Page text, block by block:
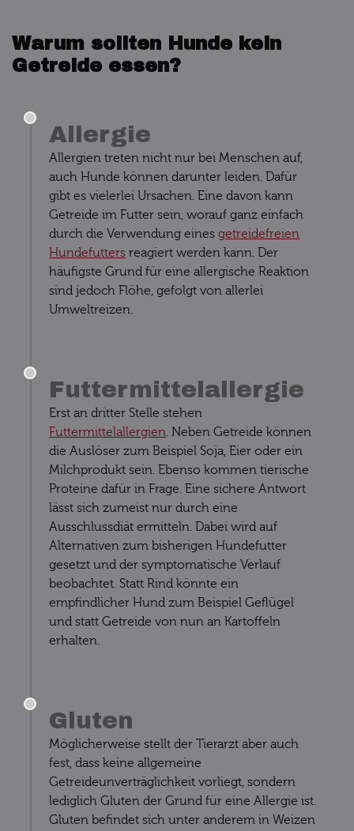
Warum sollten Hunde kein
Getreide essen?
Allergie
Allergien treten nicht nur bei Menschen auf,
auch Hunde können darunter leiden. Dafür
gibt es vielerlei Ursachen. Eine davon kann
Getreide im Futter sein, worauf ganz einfach
durch die Verwendung eines getreidefreien
Hundefutters reagiert werden kann. Der
häufigste Grund für eine allergische Reaktion
sind jedoch Flöhe, gefolgt von allerlei
Umweltreizen.
Futtermittelallergie
Erst an dritter Stelle stehen
Futtermittelallergien. Neben Getreide können
die Auslöser zum Beispiel Soja, Eier oder ein
Milchprodukt sein. Ebenso kommen tierische
Proteine dafür in Frage. Eine sichere Antwort
lässt sich zumeist nur durch eine
Ausschlussdiät ermitteln. Dabei wird auf
Alternativen zum bisherigen Hundefutter
gesetzt und der symptomatische Verlauf
beobachtet. Statt Rind könnte ein
empfindlicher Hund zum Beispiel Geflügel
und statt Getreide von nun an Kartoffeln
erhalten.
Gluten
Möglicherweise stellt der Tierarzt aber auch
fest, dass keine allgemeine
Getreideunverträglichkeit vorliegt, sondern
lediglich Gluten der Grund für eine Allergie ist.
Gluten befindet sich unter anderem in Weizen